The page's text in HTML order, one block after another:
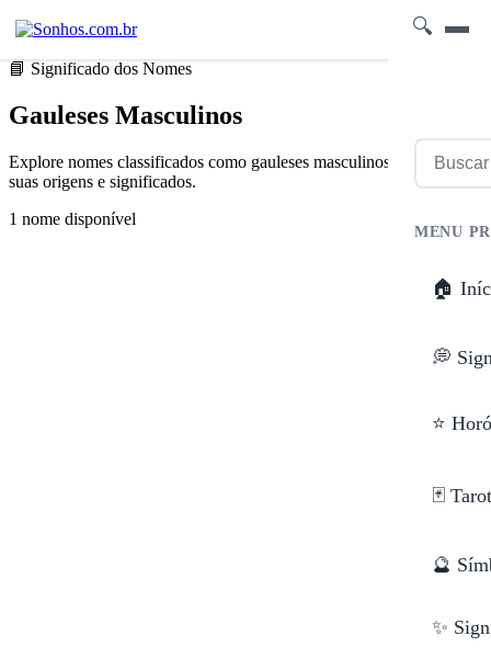
🔍
MENU
🏠
💭
⭐
🃏
🔮
✨
📘 Significado dos Nomes
Gauleses Masculinos
Explore nomes classificados como gauleses masculinos e descubra
suas origens e significados.
1 nome disponível